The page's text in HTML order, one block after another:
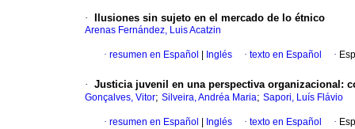
· Ilusiones sin sujeto en el mercado de lo étnico
Arenas Fernández, Luis Acatzin
· resumen en Español Inglés · texto en Español ·
· Justicia juvenil en una perspectiva organizacional:
Gonçalves, Vitor; Silveira, Andréa Maria; Sapori, Luís Flávio
· resumen en Español Inglés · texto en Español ·